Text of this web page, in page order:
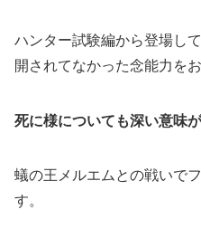
ハンター試験編から登場し
開されてなかった念能力を
死に様についても深い意味
蟻の王メルエムとの戦いで
す。